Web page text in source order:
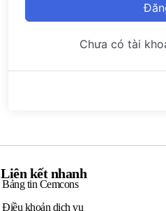
Chưa có tài
Liên kết nhanh
Bảng tin Cemcons
Điều khoản dịch vụ